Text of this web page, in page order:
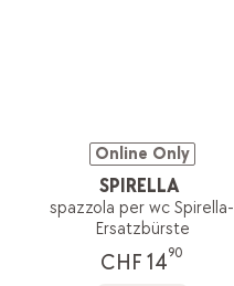
Online Only
SPIRELLA
spazzola per wc Spirella-
Ersatzbürste
CHF 1490